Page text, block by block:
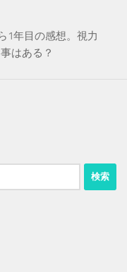
1年目の感想。視力
はある？